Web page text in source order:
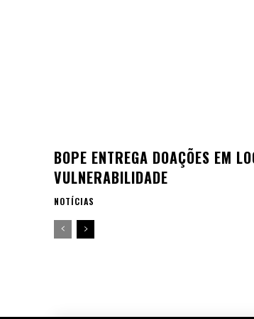
BOPE ENTREGA DOAÇÕES EM
VULNERABILIDADE
NOTÍCIAS